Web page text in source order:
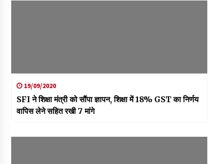
19/09/2020
SFI ने शिक्षा मंत्री को सौंपा ज्ञापन, शिक्षा में 18% GST का निर्णय
वापिस लेने सहित रखी 7 मांगे